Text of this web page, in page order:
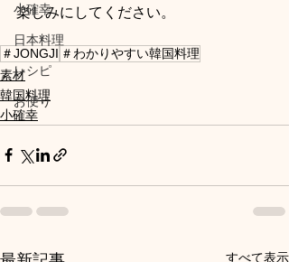
小確幸
日本料理
レシピ
お便り
楽しみにしてください。
＃JONGJI ＃わかりやすい韓国料理
素材
韓国料理
小確幸
すべて表示